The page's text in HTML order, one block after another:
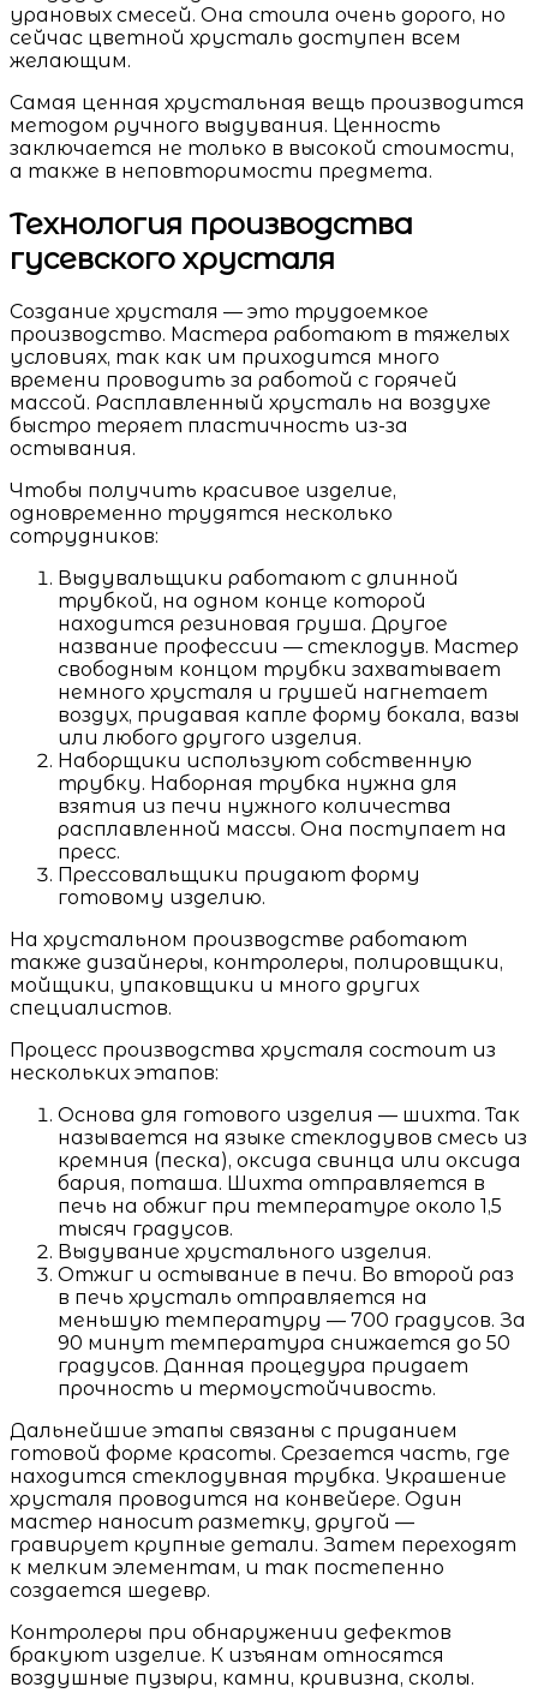
урановых смесей. Она стоила очень дорого, но
сейчас цветной хрусталь доступен всем
желающим.
Самая ценная хрустальная вещь производится
методом ручного выдувания. Ценность
заключается не только в высокой стоимости,
а также в неповторимости предмета.
Технология производства
гусевского хрусталя
Создание хрусталя — это трудоемкое
производство. Мастера работают в тяжелых
условиях, так как им приходится много
времени проводить за работой с горячей
массой. Расплавленный хрусталь на воздухе
быстро теряет пластичность из-за
остывания.
Чтобы получить красивое изделие,
одновременно трудятся несколько
сотрудников:
Выдувальщики работают с длинной
трубкой, на одном конце которой
находится резиновая груша. Другое
название профессии — стеклодув. Мастер
свободным концом трубки захватывает
немного хрусталя и грушей нагнетает
воздух, придавая капле форму бокала, вазы
или любого другого изделия.
Наборщики используют собственную
трубку. Наборная трубка нужна для
взятия из печи нужного количества
расплавленной массы. Она поступает на
пресс.
Прессовальщики придают форму
готовому изделию.
На хрустальном производстве работают
также дизайнеры, контролеры, полировщики,
мойщики, упаковщики и много других
специалистов.
Процесс производства хрусталя состоит из
нескольких этапов:
Основа для готового изделия — шихта. Так
называется на языке стеклодувов смесь из
кремния (песка), оксида свинца или оксида
бария, поташа. Шихта отправляется в
печь на обжиг при температуре около 1,5
тысяч градусов.
Выдувание хрустального изделия.
Отжиг и остывание в печи. Во второй раз
в печь хрусталь отправляется на
меньшую температуру — 700 градусов. За
90 минут температура снижается до 50
градусов. Данная процедура придает
прочность и термоустойчивость.
Дальнейшие этапы связаны с приданием
готовой форме красоты. Срезается часть, где
находится стеклодувная трубка. Украшение
хрусталя проводится на конвейере. Один
мастер наносит разметку, другой —
гравирует крупные детали. Затем переходят
к мелким элементам, и так постепенно
создается шедевр.
Контролеры при обнаружении дефектов
бракуют изделие. К изъянам относятся
воздушные пузыри, камни, кривизна, сколы.